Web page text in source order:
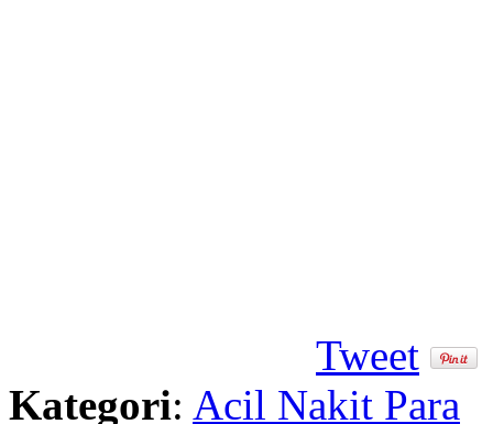
Tweet
Kategori: Acil Nakit Para